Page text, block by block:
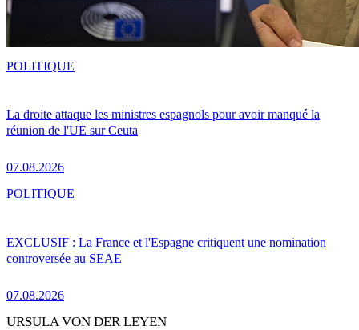
La droite attaque les ministres espagnols pour avoir manqué la
réunion de l'UE sur Ceuta
07.08.2026
POLITIQUE
EXCLUSIF : La France et l'Espagne critiquent une nomination
controversée au SEAE
07.08.2026
POLITIQUE
URSULA VON DER LEYEN